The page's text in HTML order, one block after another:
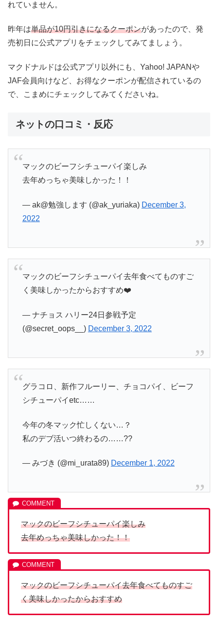
れていません。
昨年は単品が10円引きになるクーポンがあったので、発
売初日に公式アプリをチェックしてみてましょう。
マクドナルドは公式アプリ以外にも、Yahoo! JAPANや
JAF会員向けなど、お得なクーポンが配信されているの
で、こまめにチェックしてみてくださいね。
ネットの口コミ・反応
マックのビーフシチューパイ楽しみ
去年めっちゃ美味しかった！！
— ak@勉強します (@ak_yuriaka) December 3,
2022
マックのビーフシチューパイ去年食べてものすご
く美味しかったからおすすめ❤️‍
— ナチョス ハリー24日参戦予定
(@secret_oops__) December 3, 2022
グラコロ、新作フルーリー、チョコパイ、ビーフ
シチューパイetc……
今年の冬マック忙しくない…？
私のデブ活いつ終わるの……??
— みづき (@mi_urata89) December 1, 2022
マックのビーフシチューパイ楽しみ
去年めっちゃ美味しかった！！
マックのビーフシチューパイ去年食べてものすご
く美味しかったからおすすめ